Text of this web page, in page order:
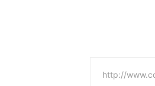
http://